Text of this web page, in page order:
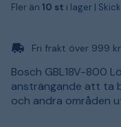
Fler än 10 st i lager |
Fri frakt över 999
Bosch GBL18V-800
ansträngande att ta
och andra områden